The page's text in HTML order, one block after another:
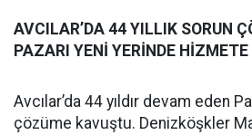
AVCILAR’DA 44 YILLIK SORUN
PAZARI YENİ YERİNDE HİZMETE
Avcılar’da 44 yıldır devam eden
çözüme kavuştu. Denizköşkler